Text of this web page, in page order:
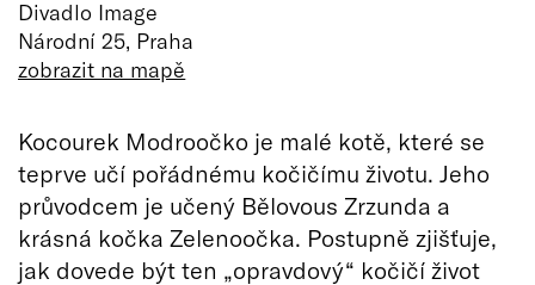
Divadlo Image
Národní 25, Praha
zobrazit na mapě
Kocourek Modroočko je malé kotě, které se
teprve učí pořádnému kočičímu životu. Jeho
průvodcem je učený Bělovous Zrzunda a
krásná kočka Zelenoočka. Postupně zjišťuje,
jak dovede být ten „opravdový“ kočičí život